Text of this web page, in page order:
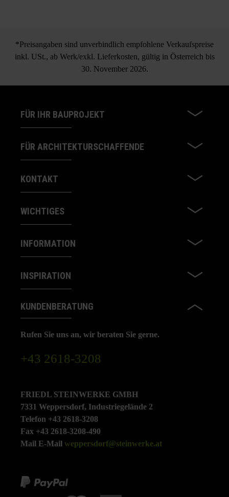
*Preisangaben sind unverbindlich empfohlene Verkaufspreise
inkl. USt., ab Werk/exkl. Lieferkosten, gültig in Österreich bis
30. November 2026.
FÜR IHR BAUPROJEKT
FÜR ARCHITEKTURSCHAFFENDE
KONTAKT
WICHTIGES
INFORMATION
INSPIRATION
KUNDENBERATUNG
Rufen Sie uns an, wir beraten Sie gerne.
+43 2618-3208
FRIEDL STEINWERKE GMBH
7331 Weppersdorf, Industriegelände 2
Telefon +43 2618-3208
Fax +43 2618-3208-490
Mail E-Mail weppersdorf@steinwerke.at